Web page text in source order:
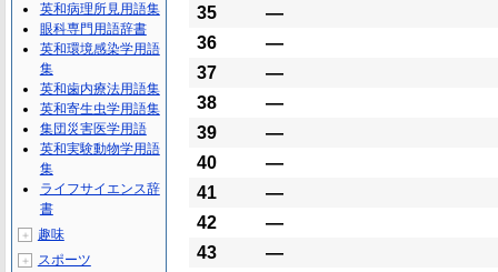
35
―
36
―
37
―
38
―
39
―
40
―
41
―
42
―
43
―
英和病理所見用語集
眼科専門用語辞書
英和環境感染学用語
集
英和歯内療法用語集
英和寄生虫学用語集
集団災害医学用語
英和実験動物学用語
集
ライフサイエンス辞
書
＋ 趣味
＋ スポーツ